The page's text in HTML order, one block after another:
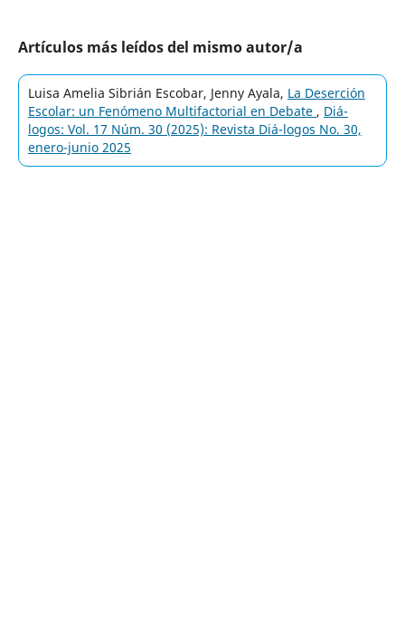
Artículos más leídos del mismo autor/a
Luisa Amelia Sibrián Escobar, Jenny Ayala, La Deserción
Escolar: un Fenómeno Multifactorial en Debate , Diá-
logos: Vol. 17 Núm. 30 (2025): Revista Diá-logos No. 30,
enero-junio 2025